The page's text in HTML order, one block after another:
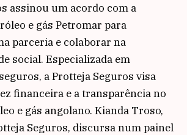
assinou um acordo com a
e gás Petromar para
parceria e colaborar na
social. Especializada em
a Protteja Seguros visa
financeira e a transparência no
e gás angolano. Kianda Troso,
Seguros, discursa num painel